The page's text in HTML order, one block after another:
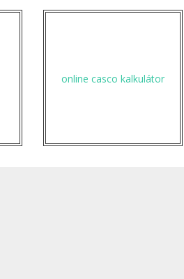
online casco kalkulátor